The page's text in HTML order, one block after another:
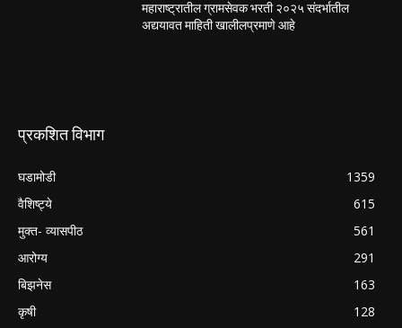
महाराष्ट्रातील ग्रामसेवक भरती २०२५ संदर्भातील
अद्ययावत माहिती खालीलप्रमाणे आहे
प्रकशित विभाग
घडामोडी
1359
वैशिष्ट्ये
615
मुक्त- व्यासपीठ
561
आरोग्य
291
बिझनेस
163
कृषी
128